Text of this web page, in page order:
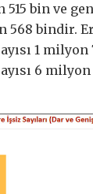
515 bin ve
568 bindir.
1
6